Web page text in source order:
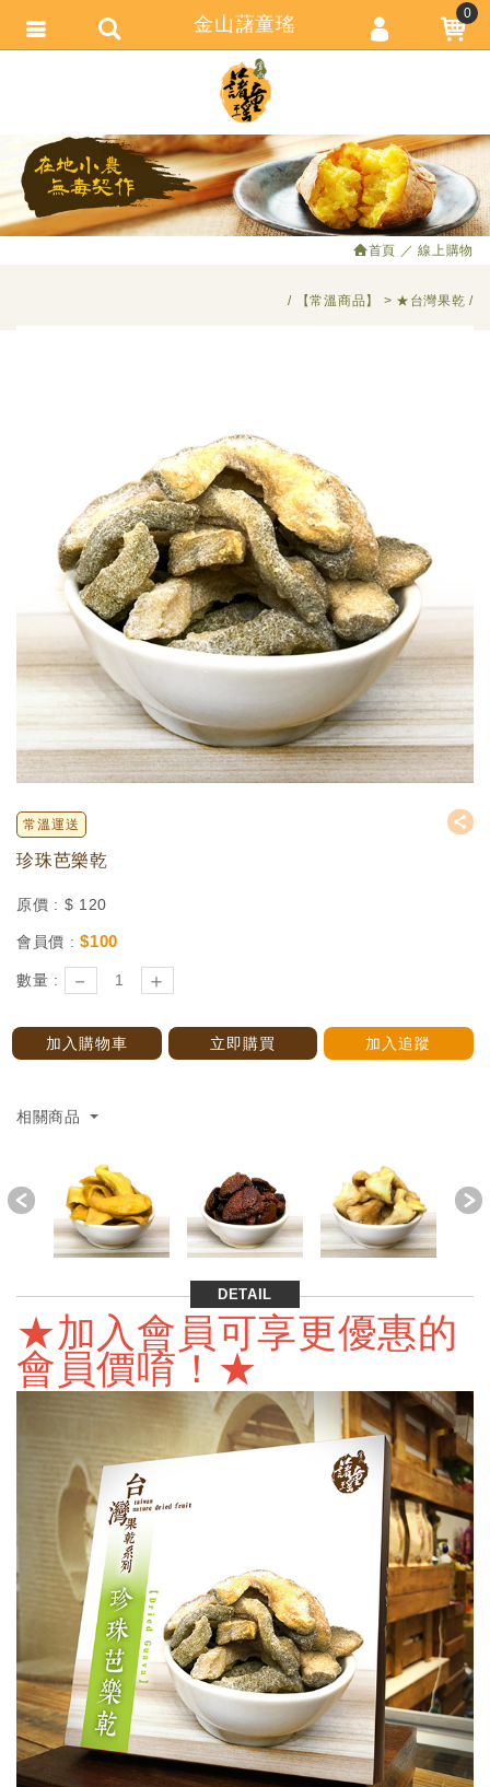
首頁 線上購物
【常溫商品】 ★台灣果乾
常溫運送
珍珠芭樂乾
原價 : $ 120
會員價 :$100
數量 : － ＋
加入購物車 立即購買 加入追蹤
相關商品
Previous
DETAIL
★加入會員可享更優惠的
會員價唷！★
金山藷童瑤 0
會員登入
會員註冊
忘記密碼
訂單查詢
追蹤清單
繁體中文